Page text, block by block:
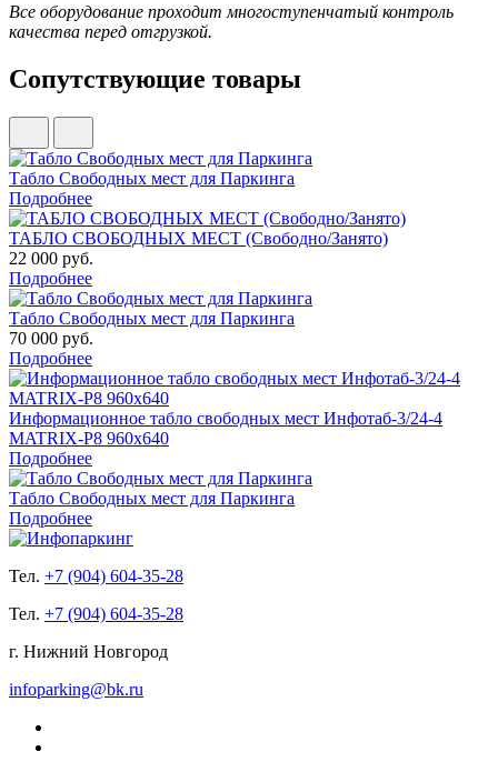
Все оборудование проходит многоступенчатый контроль
качества перед отгрузкой.
Сопутствующие товары
Табло Свободных мест для Паркинга
Подробнее
ТАБЛО СВОБОДНЫХ МЕСТ (Свободно/Занято)
22 000 руб.
Подробнее
Табло Свободных мест для Паркинга
70 000 руб.
Подробнее
Информационное табло свободных мест Инфотаб-3/24-4
MATRIX-P8 960x640
Подробнее
Табло Свободных мест для Паркинга
Подробнее
Тел. +7 (904) 604-35-28
Тел. +7 (904) 604-35-28
г. Нижний Новгород
infoparking@bk.ru